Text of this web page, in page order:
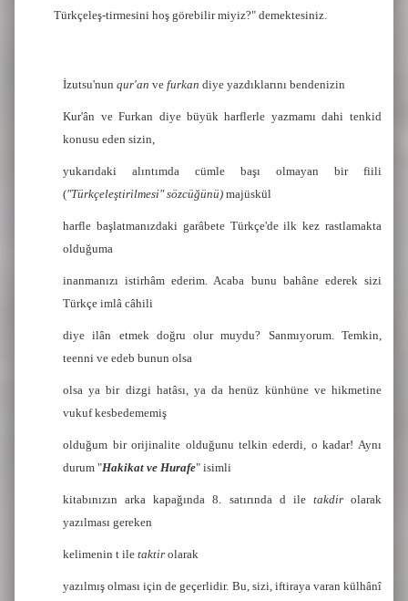
Türkçeleş-tirmesini hoş görebilir miyiz?" demektesiniz.
İzutsu'nunqur'an vefurkan diye yazdıklarını bendenizin
Kur'ân ve Furkan diye büyük harflerle yazmamı dahi tenkid
konusu eden sizin,
yukarıdaki alıntımda cümle başı olmayan bir fiili
("Türkçeleştirilmesi" sözcüğünü)majüskül
harfle başlatmanızdaki garâbete Türkçe'de ilk kez rastlamakta
olduğuma
inanmanızı istirhâm ederim. Acaba bunu bahâne ederek sizi
Türkçe imlâ câhili
diye ilân etmek doğru olur muydu? Sanmıyorum. Temkin,
teenni ve edeb bunun olsa
olsa ya bir dizgi hatâsı, ya da henüz künhüne ve hikmetine
vukuf kesbedememiş
olduğum bir orijinalite olduğunu telkin ederdi, o kadar! Aynı
durum "Hakikat ve Hurafe" isimli
kitabınızın arka kapağında 8. satırında d ile takdirolarak
yazılması gereken
kelimenin t iletaktir olarak
yazılmış olması için de geçerlidir. Bu, sizi, iftiraya varan külhânî